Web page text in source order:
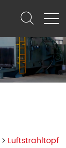
Luftstrahltopf